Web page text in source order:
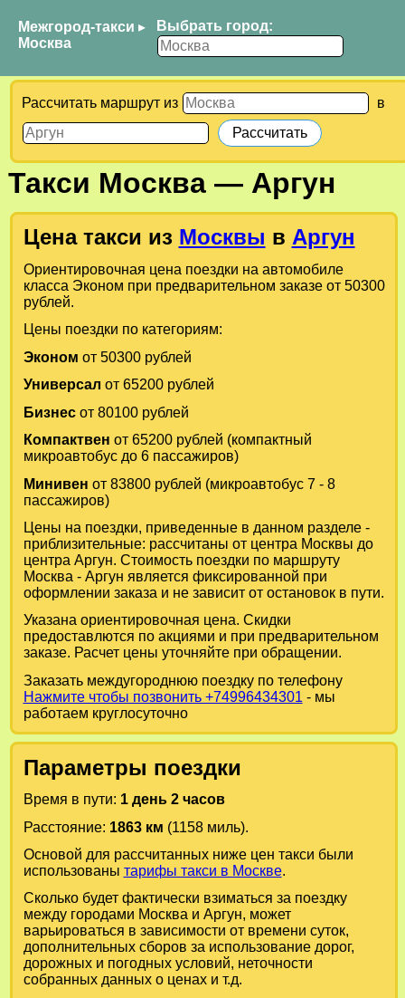
Межгород-такси ▸
Москва
Выбрать город:
Рассчитать маршрут из в
Такси Москва— Аргун
Цена такси из Москвы в Аргун
Ориентировочная цена поездки на автомобиле
класса Эконом при предварительном заказе от 50300
рублей.
Цены поездки по категориям:
Эконом от 50300 рублей
Универсал от 65200 рублей
Бизнесот 80100 рублей
Компактвен от 65200 рублей (компактный
микроавтобус до 6 пассажиров)
Минивен от 83800 рублей (микроавтобус 7 - 8
пассажиров)
Цены на поездки, приведенные в данном разделе -
приблизительные: рассчитаны от центра Москвы до
центра Аргун. Стоимость поездки по маршруту
Москва - Аргун является фиксированной при
оформлении заказа и не зависит от остановок в пути.
Указана ориентировочная цена. Скидки
предоставлются по акциями и при предварительном
заказе. Расчет цены уточняйте при обращении.
Заказать междугороднюю поездку по телефону
Нажмите чтобы позвонить +74996434301 - мы
работаем круглосуточно
Параметры поездки
Время в пути: 1 день 2 часов
Расстояние: 1863 км (1158 миль).
Основой для рассчитанных ниже цен такси были
использованы тарифы такси в Москве.
Сколько будет фактически взиматься за поездку
между городами Москваи Аргун, может
варьироваться в зависимости от времени суток,
дополнительных сборов за использование дорог,
дорожных и погодных условий, неточности
собранных данных о ценах и т.д.